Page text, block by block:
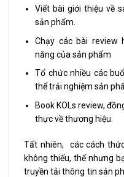
Viết bài giới thiệu về
sản phẩm.
Chạy các bài review
năng của sản phẩm
Tổ chức nhiều các
thể trải nghiệm sản
Book KOLs review,
thực về thương hiệu.
Tất nhiên, các cách
không thiếu, thế nhưng
truyền tải thông tin sản